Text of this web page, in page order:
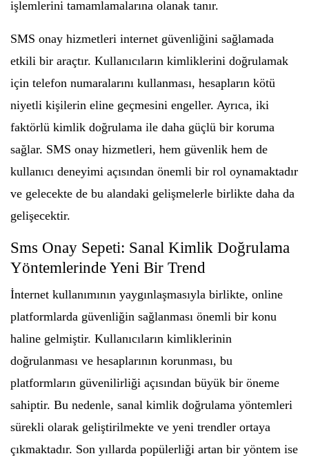
işlemlerini tamamlamalarına olanak tanır.
SMS onay hizmetleri internet güvenliğini sağlamada
etkili bir araçtır. Kullanıcıların kimliklerini doğrulamak
için telefon numaralarını kullanması, hesapların kötü
niyetli kişilerin eline geçmesini engeller. Ayrıca, iki
faktörlü kimlik doğrulama ile daha güçlü bir koruma
sağlar. SMS onay hizmetleri, hem güvenlik hem de
kullanıcı deneyimi açısından önemli bir rol oynamaktadır
ve gelecekte de bu alandaki gelişmelerle birlikte daha da
gelişecektir.
Sms Onay Sepeti: Sanal Kimlik Doğrulama
Yöntemlerinde Yeni Bir Trend
İnternet kullanımının yaygınlaşmasıyla birlikte, online
platformlarda güvenliğin sağlanması önemli bir konu
haline gelmiştir. Kullanıcıların kimliklerinin
doğrulanması ve hesaplarının korunması, bu
platformların güvenilirliği açısından büyük bir öneme
sahiptir. Bu nedenle, sanal kimlik doğrulama yöntemleri
sürekli olarak geliştirilmekte ve yeni trendler ortaya
çıkmaktadır. Son yıllarda popülerliği artan bir yöntem ise